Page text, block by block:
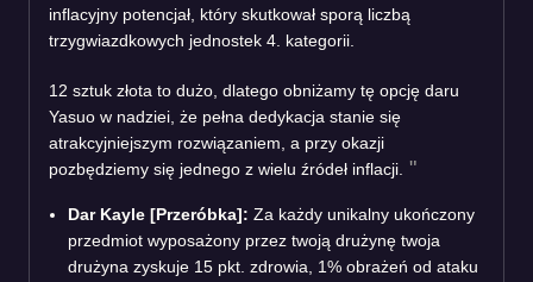
inflacyjny potencjał, który skutkował sporą liczbą
trzygwiazdkowych jednostek 4. kategorii.
12 sztuk złota to dużo, dlatego obniżamy tę opcję daru
Yasuo w nadziei, że pełna dedykacja stanie się
atrakcyjniejszym rozwiązaniem, a przy okazji
pozbędziemy się jednego z wielu źródeł inflacji.
Dar Kayle [Przeróbka]: Za każdy unikalny ukończony
przedmiot wyposażony przez twoją drużynę twoja
drużyna zyskuje 15 pkt. zdrowia, 1% obrażeń od ataku